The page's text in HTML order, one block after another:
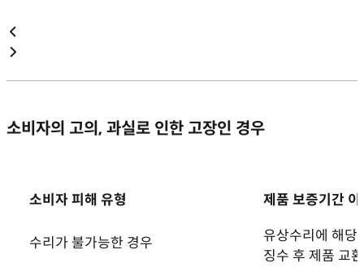
소비자의 고의, 과실로 인한 고장인 경우
소비자 피해 유형 제품 보증기간 이
수리가 불가능한 경우
유상수리에 해당
징수 후 제품 교환